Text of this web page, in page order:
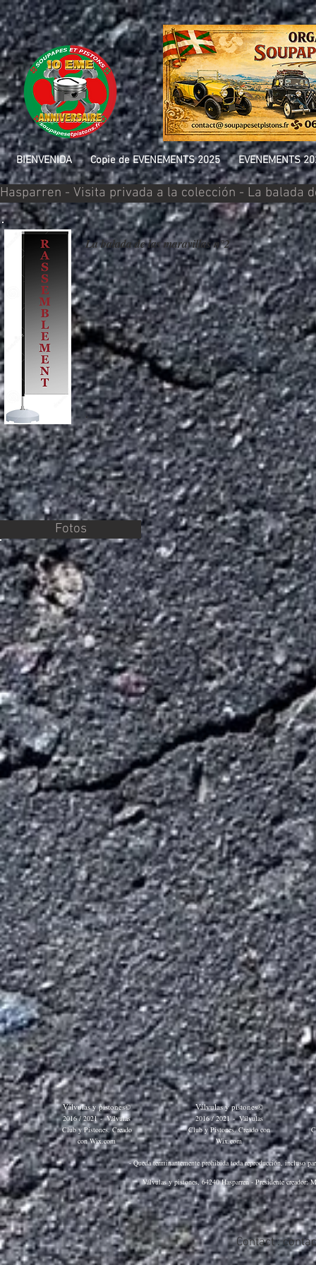
BIENVENIDA Copie de EVENEMENTS 2025 EVENEMENTS
Hasparren - Visita privada a la colección - La balada
La balada de las maravillas n°2
.
Fotos
Válvulas y pistones©
2016 / 2021 - Válvulas
Club y Pistones. Creado
conWix.com
Válvulas y pistones©
2016 / 2021 - Válvulas
Club y Pistones. Creado con
Wix.com
- Queda terminantemente prohibida toda reproducción, incluso
Válvulas y pistones, 64240 Hasparren - Presidente creador:
Contact :